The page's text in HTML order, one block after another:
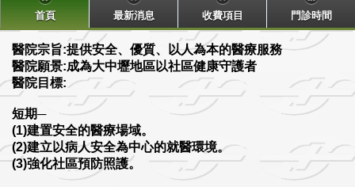
首頁 最新消息 收費項目 門診時間
醫院宗旨:提供安全、優質、以人為本的醫療服務
醫院願景:成為大中壢地區以社區健康守護者
醫院目標:
短期─
(1)建置安全的醫療場域。
(2)建立以病人安全為中心的就醫環境。
(3)強化社區預防照護。